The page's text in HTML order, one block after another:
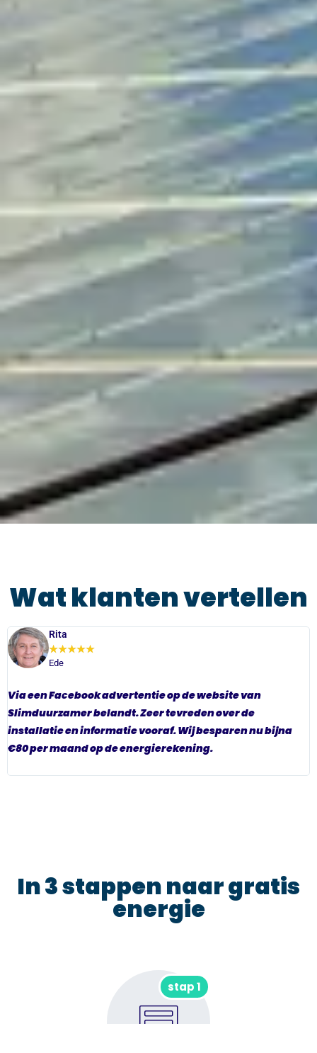
Wat klanten vertellen
Rita
★★★★★
Ede
Via een Facebook advertentie op de website van
Slimduurzamer belandt. Zeer tevreden over de
installatie en informatie vooraf. Wij besparen nu bijna
€80 per maand op de energierekening.
In 3 stappen naar gratis
energie
stap 1